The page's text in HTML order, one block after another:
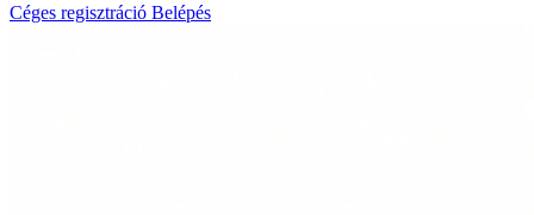
Céges regisztráció Belépés